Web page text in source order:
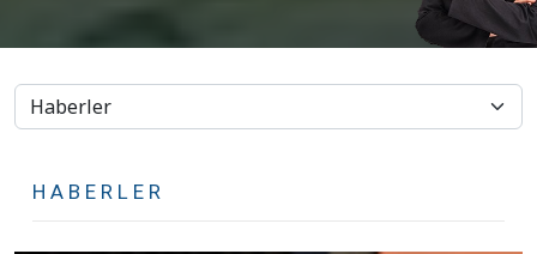
HABERLER